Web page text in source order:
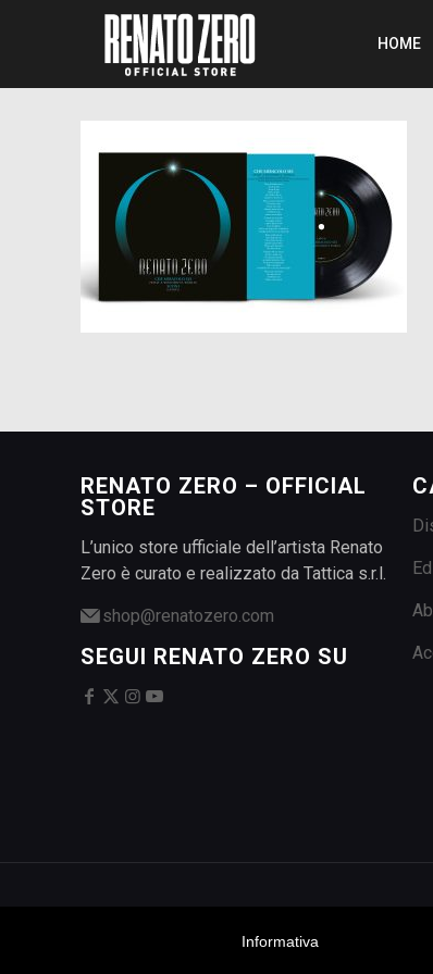
HOME
RENATO ZERO – OFFICIAL
STORE
L’unico store ufficiale dell’artista Renato
Zero è curato e realizzato da Tattica s.r.l.
shop@renatozero.com
SEGUI RENATO ZERO SU
Informativa